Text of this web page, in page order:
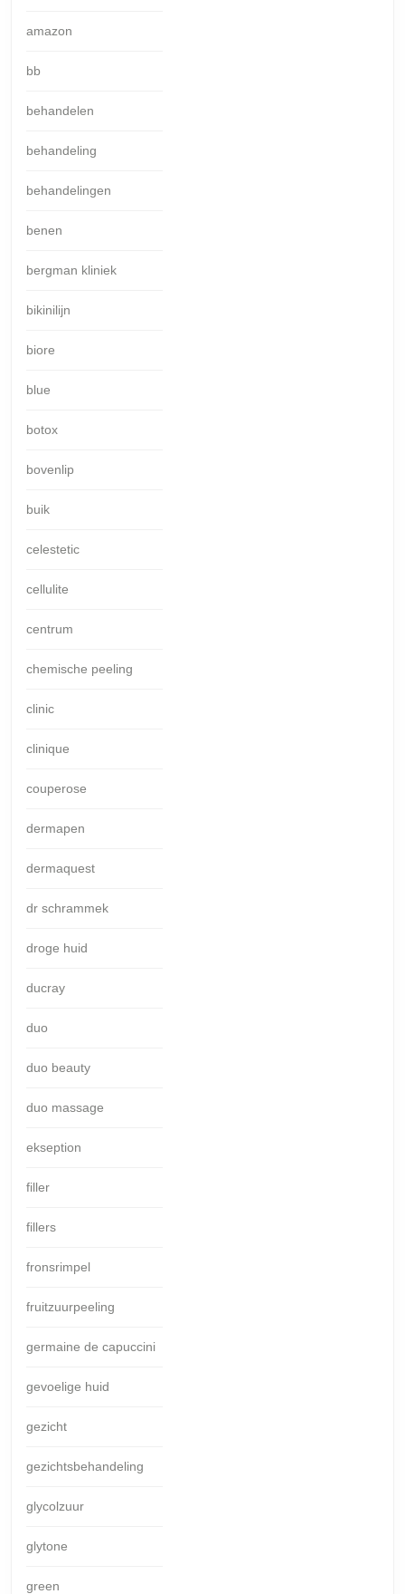
amazon
bb
behandelen
behandeling
behandelingen
benen
bergman kliniek
bikinilijn
biore
blue
botox
bovenlip
buik
celestetic
cellulite
centrum
chemische peeling
clinic
clinique
couperose
dermapen
dermaquest
dr schrammek
droge huid
ducray
duo
duo beauty
duo massage
ekseption
filler
fillers
fronsrimpel
fruitzuurpeeling
germaine de capuccini
gevoelige huid
gezicht
gezichtsbehandeling
glycolzuur
glytone
green